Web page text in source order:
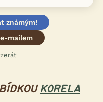
známým!
mailem
KORELA